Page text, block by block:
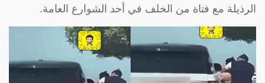
الرذيلة مع فتاة من الخلف في أحد الشوارع العامة.